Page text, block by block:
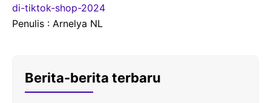
di-tiktok-shop-2024
Penulis : Arnelya NL
Berita-berita terbaru